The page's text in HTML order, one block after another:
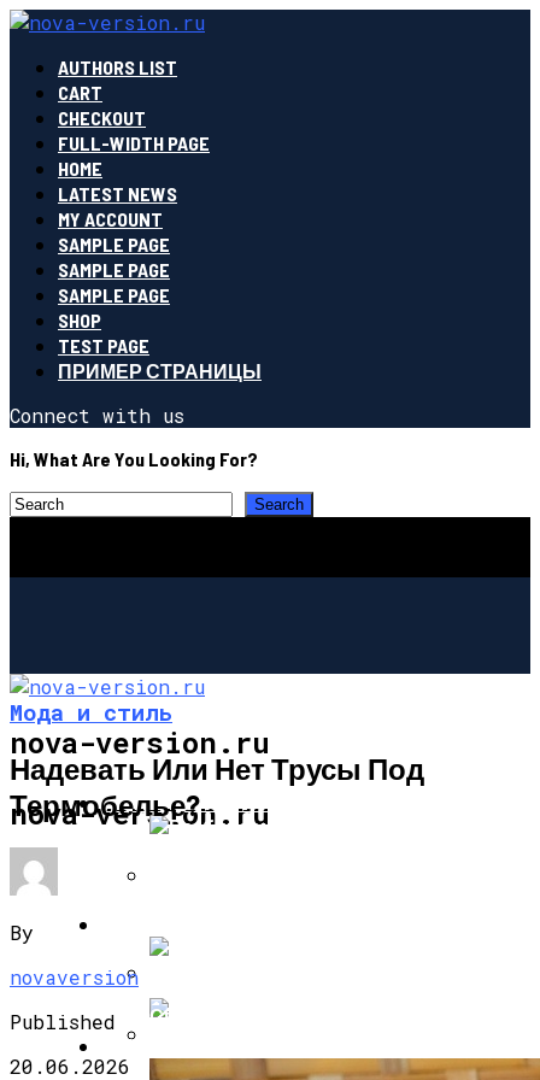
AUTHORS LIST
CART
CHECKOUT
FULL-WIDTH PAGE
HOME
LATEST NEWS
MY ACCOUNT
SAMPLE PAGE
SAMPLE PAGE
SAMPLE PAGE
SHOP
TEST PAGE
ПРИМЕР СТРАНИЦЫ
Connect with us
Hi, What Are You Looking For?
nova-version.ru
nova-version.ru
ИНТЕРЕСНОЕ И ПОЗНАВАТЕЛЬНОЕ
Соседи Могут Применить К Вашему
Свадебная Коллекция Платьев Amelia
РЕЦЕПТЫ
Мода и стиль
Надевать Или Нет Трусы Под
Термобелье?
By
novaversion
Published
20.06.2026